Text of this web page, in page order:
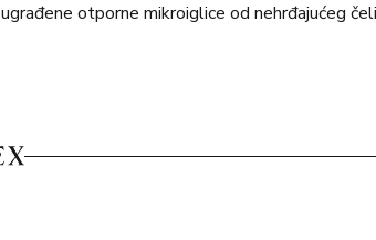
ugrađene otporne mikroiglice od nehrđajućeg